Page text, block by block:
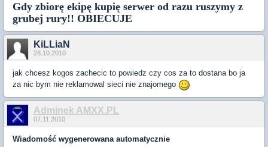
Gdy zbiorę ekipę kupię serwer od razu ruszymy z
grubej rury!! OBIECUJE
KiLLiaN
28.10.2010
jak chcesz kogos zachecic to powiedz czy cos za to dostana bo ja
za nic bym nie reklamowal sieci nie znajomego
Adminek AMXX.PL
07.11.2010
Wiadomość wygenerowana automatycznie